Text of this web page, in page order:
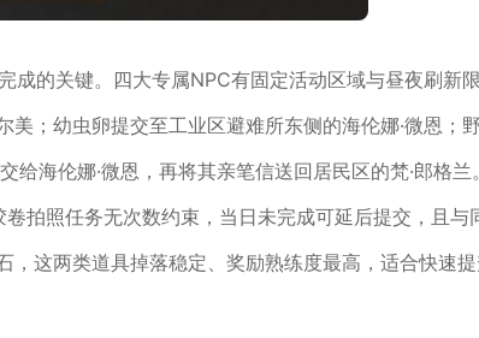
成的关键。四大专属NPC有固定活动区域与昼夜刷新限
；幼虫卵提交至工业区避难所东侧的海伦娜·微恩；
海伦娜·微恩，再将其亲笔信送回居民区的梵·郎格兰。
拍照任务无次数约束，当日未完成可延后提交，且与
，这两类道具掉落稳定、奖励熟练度最高，适合快速